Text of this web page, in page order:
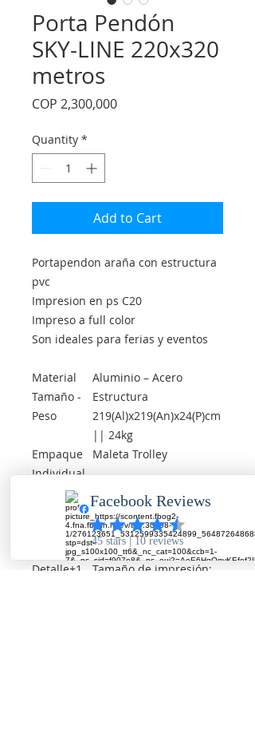
Porta Pendón
SKY-LINE 220x320
metros
COP 2,300,000Price
Quantity *
Add to Cart
Portapendon araña con estructura
pvc
Impresion en ps C20
Impreso a full color
Son ideales para ferias y eventos
Material
Aluminio – Acero
Tamaño -
Peso
Estructura
219(Al)x219(An)x24(P)cm
|| 24kg
Empaque
Individual
Maleta Trolley
Empaque
true x 0
Empaque
Master
Caja x 1
Detalle+1
Tamaño de impresión: